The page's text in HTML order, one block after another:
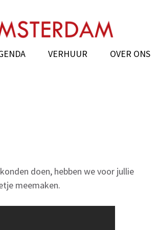
VERHUUR OVER ONS
doen, hebben we voor jullie
meemaken.